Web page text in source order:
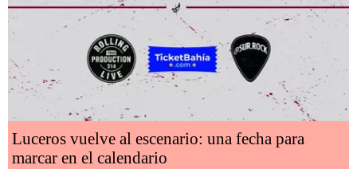
Luceros vuelve al escenario: una fecha para
marcar en el calendario